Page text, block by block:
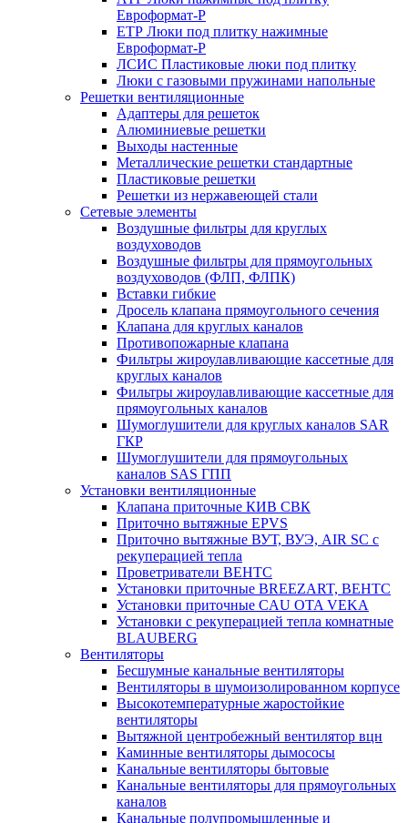
Евроформат-Р
ЕТР Люки под плитку нажимные
Евроформат-Р
ЛСИС Пластиковые люки под плитку
Люки с газовыми пружинами напольные
Решетки вентиляционные
Адаптеры для решеток
Алюминиевые решетки
Выходы настенные
Металлические решетки стандартные
Пластиковые решетки
Решетки из нержавеющей стали
Сетевые элементы
Воздушные фильтры для круглых
воздуховодов
Воздушные фильтры для прямоугольных
воздуховодов (ФЛП, ФЛПК)
Вставки гибкие
Дросель клапана прямоугольного сечения
Клапана для круглых каналов
Противопожарные клапана
Фильтры жироулавливающие кассетные для
круглых каналов
Фильтры жироулавливающие кассетные для
прямоугольных каналов
Шумоглушители для круглых каналов SAR
ГКР
Шумоглушители для прямоугольных
каналов SAS ГПП
Установки вентиляционные
Клапана приточные КИВ СВК
Приточно вытяжные EPVS
Приточно вытяжные ВУТ, ВУЭ, AIR SC с
рекуперацией тепла
Проветриватели ВЕНТС
Установки приточные BREEZART, ВЕНТС
Установки приточные CAU OTA VEKA
Установки с рекуперацией тепла комнатные
BLAUBERG
Вентиляторы
Бесшумные канальные вентиляторы
Вентиляторы в шумоизолированном корпусе
Высокотемпературные жаростойкие
вентиляторы
Вытяжной центробежный вентилятор вцн
Каминные вентиляторы дымососы
Канальные вентиляторы бытовые
Канальные вентиляторы для прямоугольных
каналов
Канальные полупромышленные и